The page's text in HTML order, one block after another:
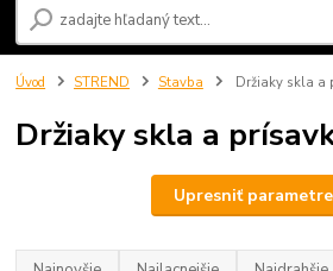
Úvod STREND Stavba Držiaky skla a
Držiaky skla a
Upresniť parametre